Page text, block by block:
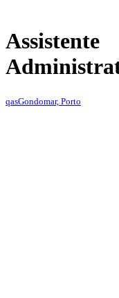
Assistente
qasGondomar, Porto